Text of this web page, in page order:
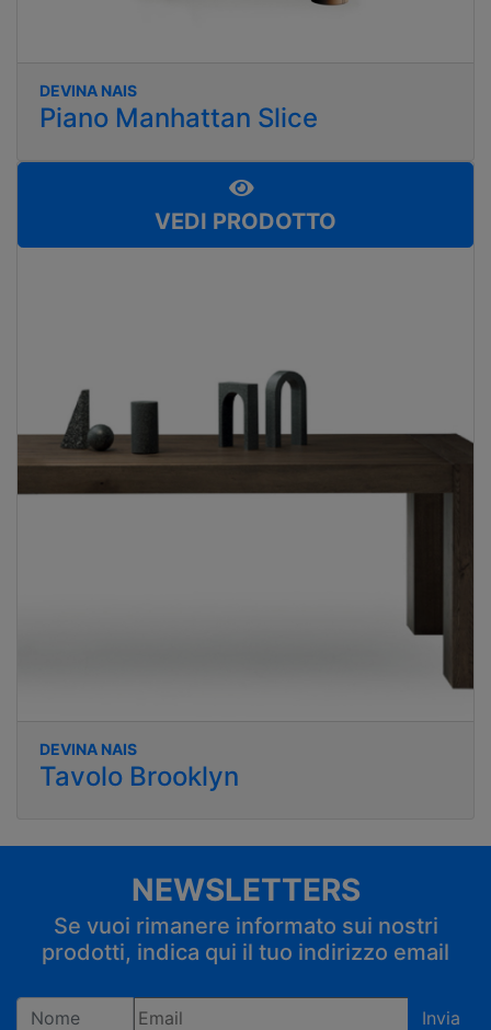
DEVINA NAIS
Piano Manhattan Slice
VEDI PRODOTTO
DEVINA NAIS
Tavolo Brooklyn
NEWSLETTERS
Se vuoi rimanere informato sui nostri
prodotti, indica qui il tuo indirizzo email
Invia